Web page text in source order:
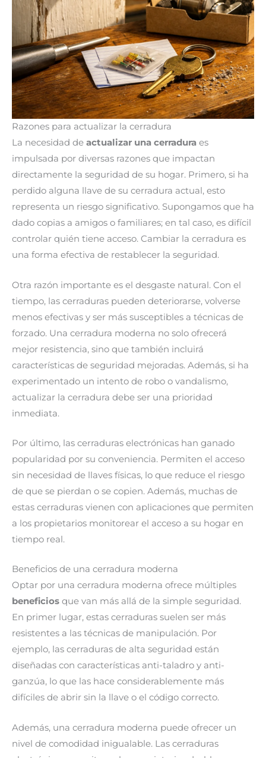
Razones para actualizar la cerradura
La necesidad de actualizar una cerradura es
impulsada por diversas razones que impactan
directamente la seguridad de su hogar. Primero, si ha
perdido alguna llave de su cerradura actual, esto
representa un riesgo significativo. Supongamos que ha
dado copias a amigos o familiares; en tal caso, es difícil
controlar quién tiene acceso. Cambiar la cerradura es
una forma efectiva de restablecer la seguridad.
Otra razón importante es el desgaste natural. Con el
tiempo, las cerraduras pueden deteriorarse, volverse
menos efectivas y ser más susceptibles a técnicas de
forzado. Una cerradura moderna no solo ofrecerá
mejor resistencia, sino que también incluirá
características de seguridad mejoradas. Además, si ha
experimentado un intento de robo o vandalismo,
actualizar la cerradura debe ser una prioridad
inmediata.
Por último, las cerraduras electrónicas han ganado
popularidad por su conveniencia. Permiten el acceso
sin necesidad de llaves físicas, lo que reduce el riesgo
de que se pierdan o se copien. Además, muchas de
estas cerraduras vienen con aplicaciones que permiten
a los propietarios monitorear el acceso a su hogar en
tiempo real.
Beneficios de una cerradura moderna
Optar por una cerradura moderna ofrece múltiples
beneficios que van más allá de la simple seguridad.
En primer lugar, estas cerraduras suelen ser más
resistentes a las técnicas de manipulación. Por
ejemplo, las cerraduras de alta seguridad están
diseñadas con características anti-taladro y anti-
ganzúa, lo que las hace considerablemente más
difíciles de abrir sin la llave o el código correcto.
Además, una cerradura moderna puede ofrecer un
nivel de comodidad inigualable. Las cerraduras